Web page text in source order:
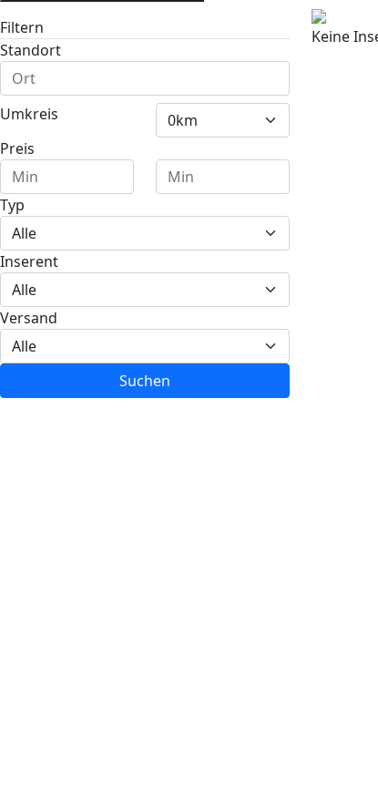
Filtern
Standort
Umkreis
Preis
Typ
Inserent
Versand
Suchen
Keine